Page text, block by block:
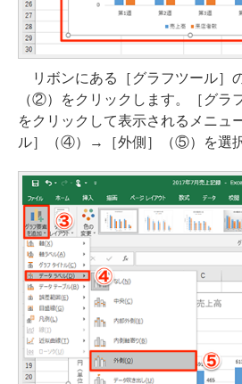
リボンにある［グラフツール］
（②）をクリックします。［グラ
をクリックして表示されるメニュ
ル］（④）→［外側］（⑤）を選択